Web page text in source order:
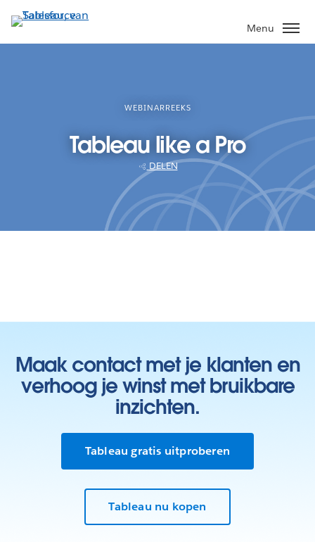
Verder
naar
hoofdinhoud
Menu
WEBINARREEKS
Tableau like a Pro
DELEN
Maak contact met je klanten en
verhoog je winst met bruikbare
inzichten.
Tableau gratis uitproberen
Tableau nu kopen